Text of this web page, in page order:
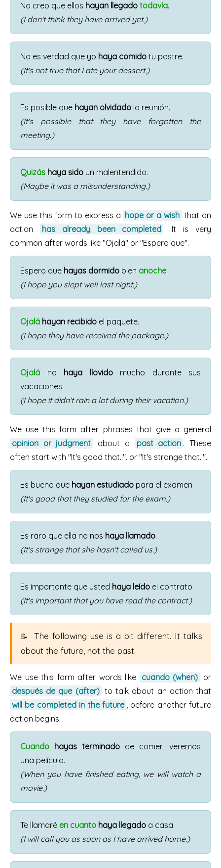
No creo que ellos hayan llegado todavía.
(I don't think they have arrived yet.)
No es verdad que yo haya comido tu postre.
(It's not true that I ate your dessert.)
Es posible que hayan olvidado la reunión.
(It's possible that they have forgotten the
meeting.)
Quizás haya sido un malentendido.
(Maybe it was a misunderstanding.)
We use this form to express a hope or a wish that an
action
has already been completed . It is very
common after words like "Ojalá" or "Espero que".
Espero que hayas dormido bien anoche.
(I hope you slept well last night.)
Ojalá hayan recibido el paquete.
(I hope they have received the package.)
Ojalá no haya llovidomucho durante sus
vacaciones.
(I hope it didn't rain a lot during their vacation.)
We use this form after phrases that give a general
opinion or judgment
about a past action . These
often start with "It's good that..". or "It's strange that.."..
Es bueno que hayan estudiado para el examen.
(It's good that they studied for the exam.)
Es raro que ella no nos haya llamado.
(It's strange that she hasn't called us.)
Es importante que usted haya leído el contrato.
(It's important that you have read the contract.)
The following use is a bit different. It talks
about the future, not the past.
We use this form after words like cuando (when) or
después de que (after) to talk about an action that
will be completed in the future , before another future
action begins.
Cuando hayas terminado de comer, veremos
una película.
(When you have finished eating, we will watch a
movie.)
Te llamaré en cuanto haya llegado a casa.
(I will call you as soon as I have arrived home.)